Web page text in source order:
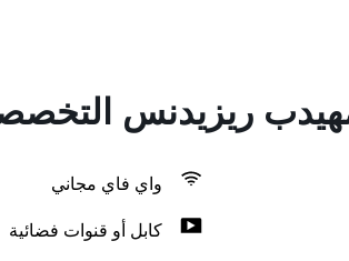
التخصصي 3
واي فاي مجاني
كابل أو قنوات فضائية